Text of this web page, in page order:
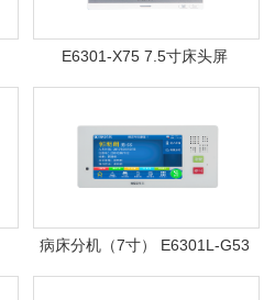
E6301-X75 7.5寸床头屏
病床分机（7寸） E6301L-G53